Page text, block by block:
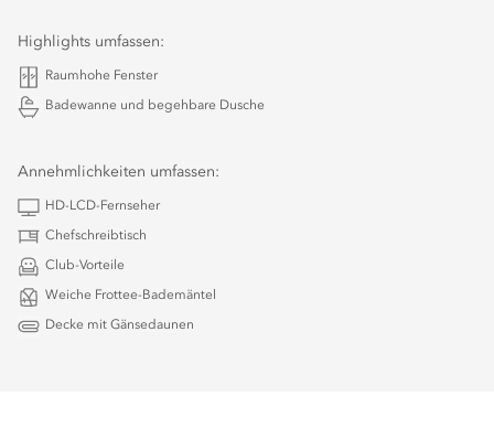
Highlights umfassen:
Raumhohe Fenster
Badewanne und begehbare Dusche
Annehmlichkeiten umfassen:
HD-LCD-Fernseher
Chefschreibtisch
Club-Vorteile
Weiche Frottee-Bademäntel
Decke mit Gänsedaunen